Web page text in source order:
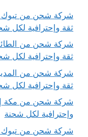
شركة شحن من تبوك
ثقة وإحترافية لكل
شركة شحن من
ثقة وإحترافية لكل
شركة شحن من
ثقة وإحترافية لكل
شركة شحن من مكة
وإحترافية لكل شحنة
شركة شحن من تبوك